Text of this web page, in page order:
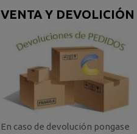
VENTA Y DEVOLICIÓN
En caso de devolución pongase